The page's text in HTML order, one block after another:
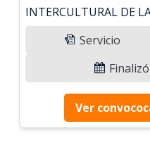
INTERCULTURAL DE
Servicio
Ver